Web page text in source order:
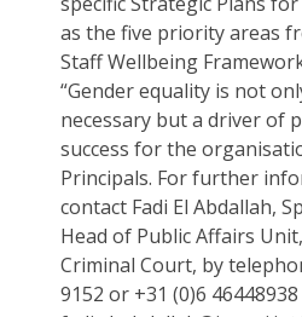
as the five priority areas
Staff Wellbeing
“Gender equality is not
necessary but a driver of
success for the
Principals. For further
contact Fadi El Abdallah,
Head of Public Affairs
Criminal Court, by
9152 or +31 (0)6